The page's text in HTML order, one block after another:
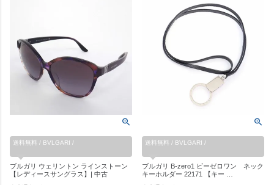
送料無料 / BVLGARI /
ブルガリ ウェリントン ラインストーン
【レディースサングラス】| 中古
送料無料 / BVLGARI /
ブルガリ B-zero1 ビーゼロワン ネック
キーホルダー 22171 【キー …